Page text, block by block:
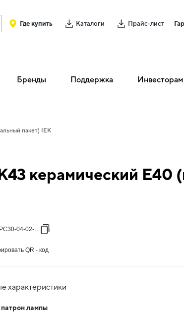
Где купить Каталоги Прайс-лист
Бренды Поддержка Инвесторам
пакет) IEK
керамический Е40
04-02-K01
QR - код
характеристики
лампы